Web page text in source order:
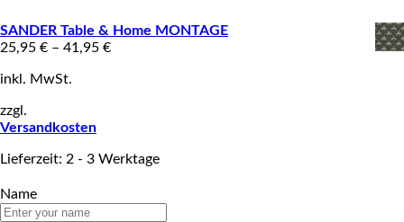
SANDER Table & Home MONTAGE
25,95 € – 41,95 €
inkl. MwSt.
zzgl.
Versandkosten
Lieferzeit: 2 - 3 Werktage
Name